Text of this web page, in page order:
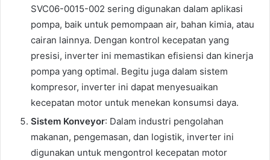
SVC06-0015-002 sering digunakan dalam aplikasi
pompa, baik untuk pemompaan air, bahan kimia, atau
cairan lainnya. Dengan kontrol kecepatan yang
presisi, inverter ini memastikan efisiensi dan kinerja
pompa yang optimal. Begitu juga dalam sistem
kompresor, inverter ini dapat menyesuaikan
kecepatan motor untuk menekan konsumsi daya.
Sistem Konveyor: Dalam industri pengolahan
makanan, pengemasan, dan logistik, inverter ini
digunakan untuk mengontrol kecepatan motor